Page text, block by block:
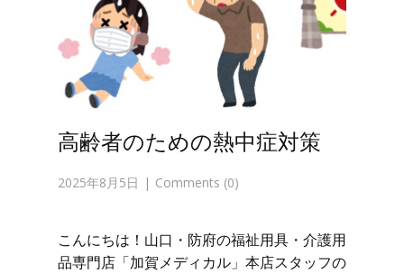
高齢者のための熱中症対策
2025年8月5日 Comments (0)
こんにちは！山口・防府の福祉用具・介護用
品専門店「加賀メディカル」本店スタッフの